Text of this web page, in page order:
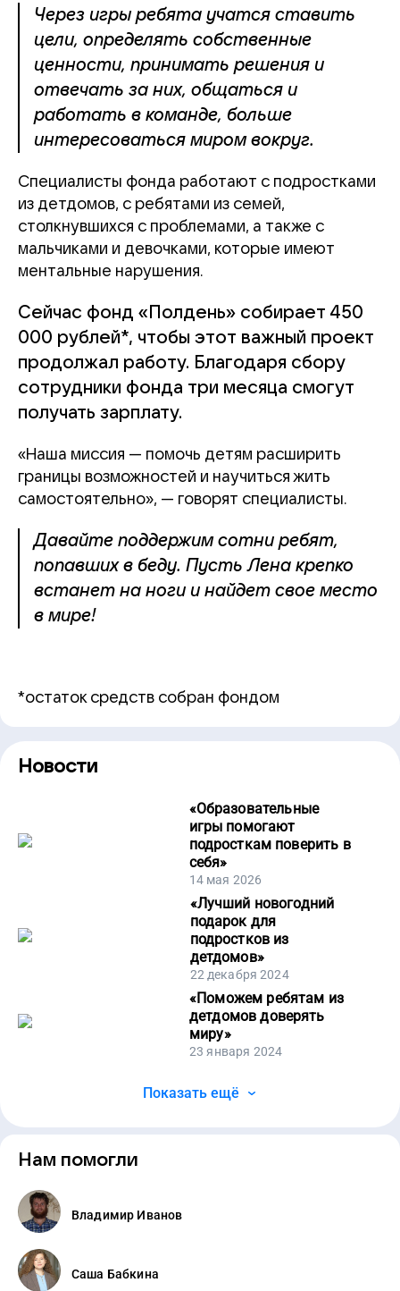
Через игры ребята учатся ставить
цели, определять собственные
ценности, принимать решения и
отвечать за них, общаться и
работать в команде, больше
интересоваться миром вокруг.
Специалисты фонда работают с подростками
из детдомов, с ребятами из семей,
столкнувшихся с проблемами, а также с
мальчиками и девочками, которые имеют
ментальные нарушения.
Сейчас фонд «Полдень» собирает 450
000 рублей*, чтобы этот важный проект
продолжал работу. Благодаря сбору
сотрудники фонда три месяца смогут
получать зарплату.
«Наша миссия — помочь детям расширить
границы возможностей и научиться жить
самостоятельно», — говорят специалисты.
Давайте поддержим сотни ребят,
попавших в беду. Пусть Лена крепко
встанет на ноги и найдет свое место
в мире!
*остаток средств собран фондом
Новости
«Образовательные
игры помогают
подросткам поверить в
себя»
14 мая 2026
«Лучший новогодний
подарок для
подростков из
детдомов»
22 декабря 2024
«Поможем ребятам из
детдомов доверять
миру»
23 января 2024
Показать ещё
Нам помогли
Владимир Иванов
Саша Бабкина